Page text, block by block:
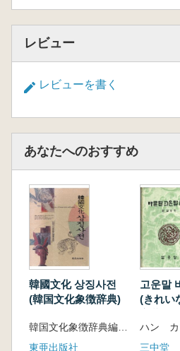
은 일제강점기의 자료들을
이들 목록 모두가 당시 제주
명이라 할 수는 없다. 실제로
던 지명을 온전하게 제대로
들도 많다. 한자나 일본어 가
합적 연구라는 점에 의의가
レビュー
レビューを書く
あなたへのおすすめ
韓國文化 상징사전
(韓国文化象徴辞典)
東亜出版社
고운말
(きれい
ハン
三中堂